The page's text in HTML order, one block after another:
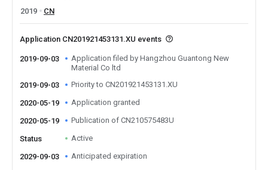
2019
CN
Application CN201921453131.XU events
2019-09-03
Application filed by Hangzhou Guantong New
Material Co ltd
2019-09-03
Priority to CN201921453131.XU
2020-05-19 Application granted
2020-05-19 Publication of CN210575483U
Status Active
2029-09-03 Anticipated expiration